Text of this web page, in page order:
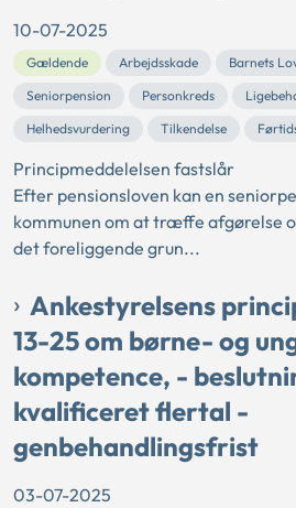
10-07-2025
Gældende Arbejdsskade Barnets
Seniorpension
Personkreds
Helhedsvurdering
Tilkendelse
Principmeddelelsen fastslår
Efter pensionsloven kan en
kommunen om at træffe afgørelse
det foreliggende grun...
Ankestyrelsens
13-25 om børne- og
kompetence, -
kvalificeret flertal -
genbehandlingsfrist
03-07-2025